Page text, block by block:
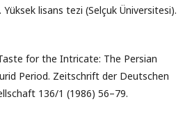
Yüksek lisans tezi (Selçuk Üniversitesi).
for the Intricate: The Persian
Period. Zeitschrift der Deutschen
136/1 (1986) 56–79.